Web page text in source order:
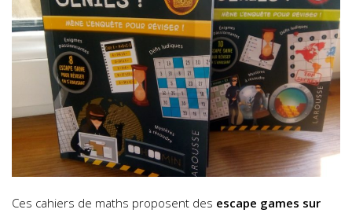
Ces cahiers de maths proposent des escape games sur